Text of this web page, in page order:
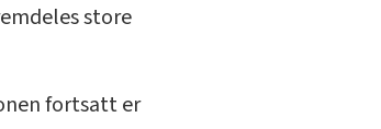
store
fortsatt er